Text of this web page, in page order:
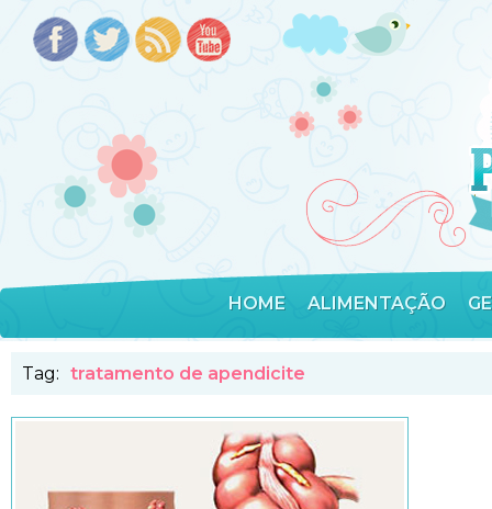
HOME ALIMENTAÇÃO
Tag: tratamento de apendicite